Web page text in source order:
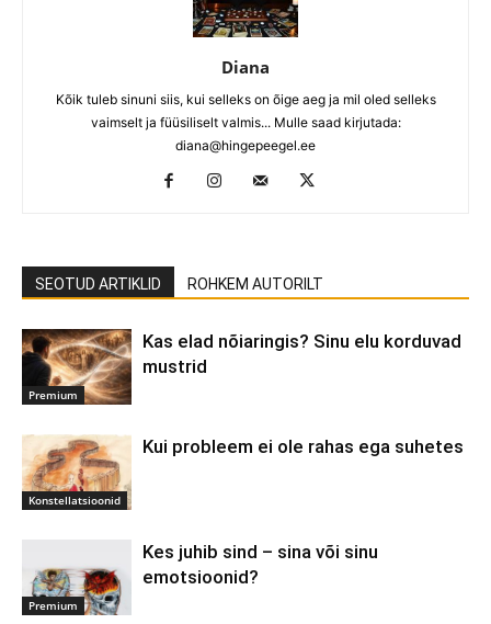
Diana
Kõik tuleb sinuni siis, kui selleks on õige aeg ja mil oled selleks
vaimselt ja füüsiliselt valmis... Mulle saad kirjutada:
diana@hingepeegel.ee
SEOTUD ARTIKLID ROHKEM AUTORILT
Premium
Kas elad nõiaringis? Sinu elu korduvad
mustrid
Konstellatsioonid
Kui probleem ei ole rahas ega suhetes
Premium
Kes juhib sind – sina või sinu
emotsioonid?